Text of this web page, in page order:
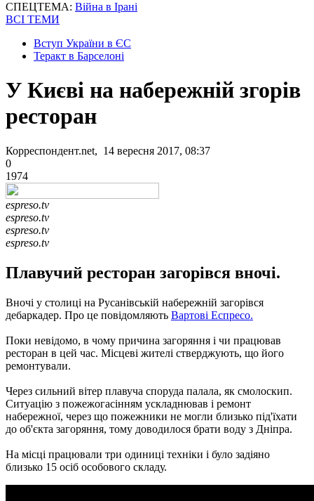
СПЕЦТЕМА: Війна в Ірані
ВСІ ТЕМИ
Вступ України в ЄС
Теракт в Барселоні
У Києві на набережній згорів
ресторан
Корреспондент.net, 14 вересня 2017, 08:37
0
1974
espreso.tv
espreso.tv
espreso.tv
espreso.tv
Плавучий ресторан загорівся вночі.
Вночі у столиці на Русанівській набережній загорівся
дебаркадер. Про це повідомляють Вартові Еспресо.
Поки невідомо, в чому причина загоряння і чи працював
ресторан в цей час. Місцеві жителі стверджують, що його
ремонтували.
Через сильний вітер плавуча споруда палала, як смолоскип.
Ситуацію з пожежогасінням ускладнював і ремонт
набережної, через що пожежники не могли близько під'їхати
до об'єкта загоряння, тому доводилося брати воду з Дніпра.
На місці працювали три одиниці техніки і було задіяно
близько 15 осіб особового складу.